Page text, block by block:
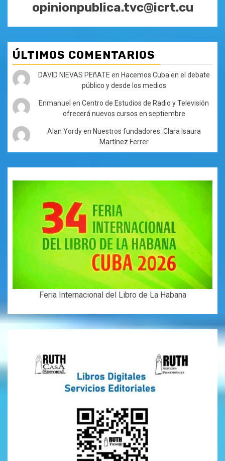
opinionpublica.tvc@icrt.cu
ÚLTIMOS COMENTARIOS
DAVID NIEVAS PEñATE en Hacemos Cuba en el debate
público y desde los medios
Enmanuel enCentro de Estudios de Radio y Televisión
ofrecerá nuevos cursos en septiembre
Alan Yordyen Nuestros fundadores: Clara Isaura
Martínez Ferrer
Feria Internacional del Libro de La Habana